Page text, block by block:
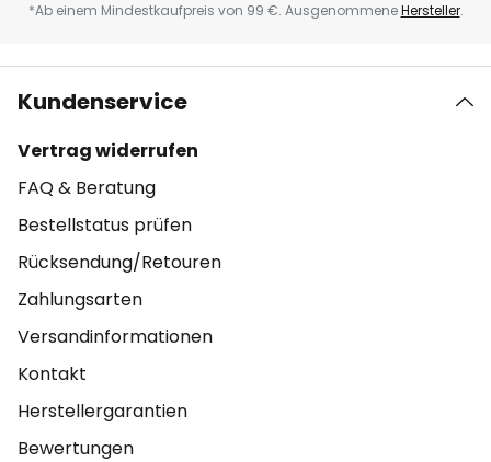
*Ab einem Mindestkaufpreis von 99 €. AusgenommeneHersteller.
Kundenservice
Vertrag widerrufen
FAQ & Beratung
Bestellstatus prüfen
Rücksendung/Retouren
Zahlungsarten
Versandinformationen
Kontakt
Herstellergarantien
Bewertungen